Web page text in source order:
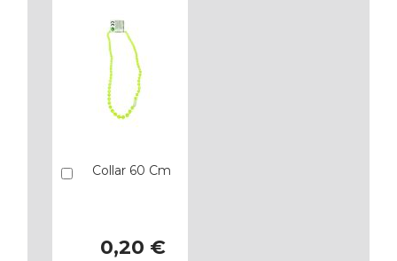
Collar 60 Cm
0,20 €
Añadir